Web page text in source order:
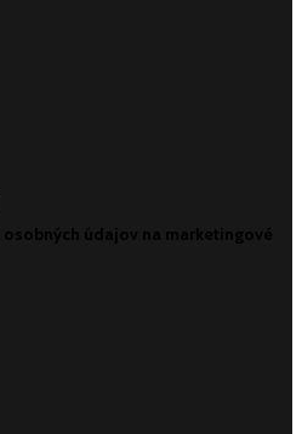
údajov na marketingové